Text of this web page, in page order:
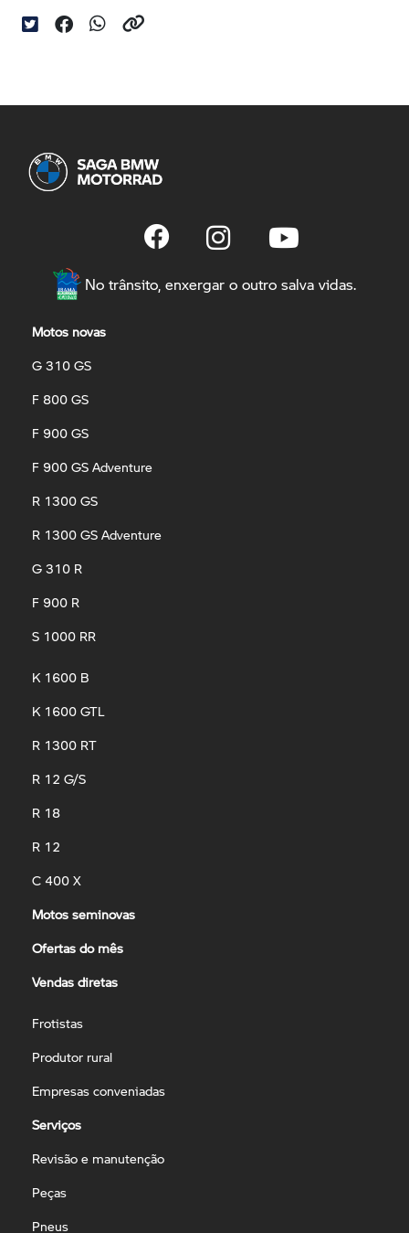
No trânsito, enxergar o outro salva vidas.
Motos novas
G 310 GS
F 800 GS
F 900 GS
F 900 GS Adventure
R 1300 GS
R 1300 GS Adventure
G 310 R
F 900 R
S 1000 RR
K 1600 B
K 1600 GTL
R 1300 RT
R 12 G/S
R 18
R 12
C 400 X
Motos seminovas
Ofertas do mês
Vendas diretas
Frotistas
Produtor rural
Empresas conveniadas
Serviços
Revisão e manutenção
Peças
Pneus